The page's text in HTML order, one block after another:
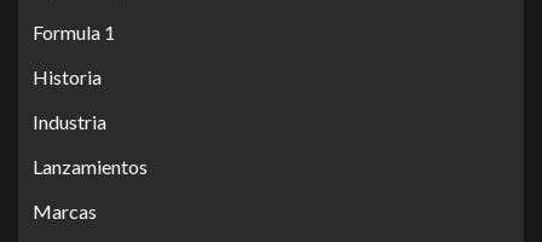
Formula 1
Historia
Industria
Lanzamientos
Marcas